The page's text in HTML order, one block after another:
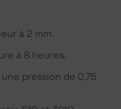
à 2 mm.
à 8 heures.
une pression de 0,75